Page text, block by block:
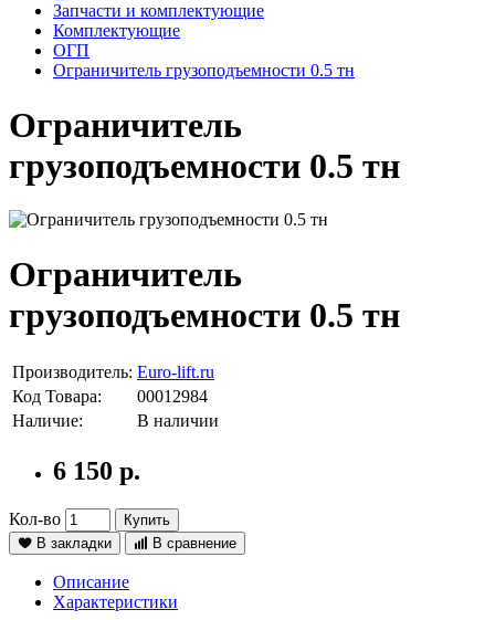
Запчасти и комплектующие
Комплектующие
ОГП
Ограничитель грузоподъемности 0.5 тн
Ограничитель
грузоподъемности 0.5 тн
Ограничитель
грузоподъемности 0.5 тн
Производитель: Euro-lift.ru
Код Товара:
00012984
Наличие:
В наличии
6 150 р.
Кол-во
Купить
В закладки
В сравнение
Описание
Характеристики